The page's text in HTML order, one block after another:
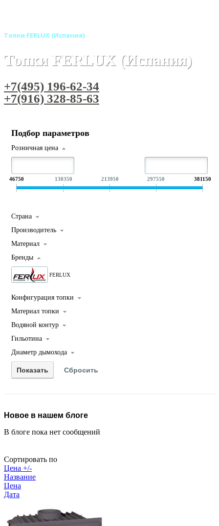
Топки FERLUX (Испания)
Топки FERLUX (Испания)
+7(495) 196-62-34
+7(916) 328-85-63
Подбор параметров
Розничная цена
46750 130350 213950 297550 381150
Страна
Производитель
Материал
Бренды
FERLUX
Конфигурация топки
Материал топки
Водяной контур
Гильотина
Диаметр дымохода
Новое в нашем блоге
В блоге пока нет сообщений
Сортировать по
Цена +/-
Название
Цена
Дата